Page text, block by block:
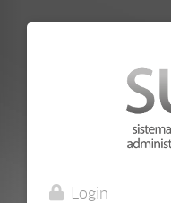
barra
Login